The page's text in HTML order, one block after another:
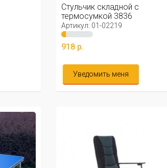
Стульчик складной с
термосумкой 3836
Артикул: 01-02219
918 р.
Уведомить меня